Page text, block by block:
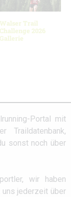
Walser Trail
Challenge 2026
Gallerie
Portal mit
sonst noch über
wir haben
jederzeit über